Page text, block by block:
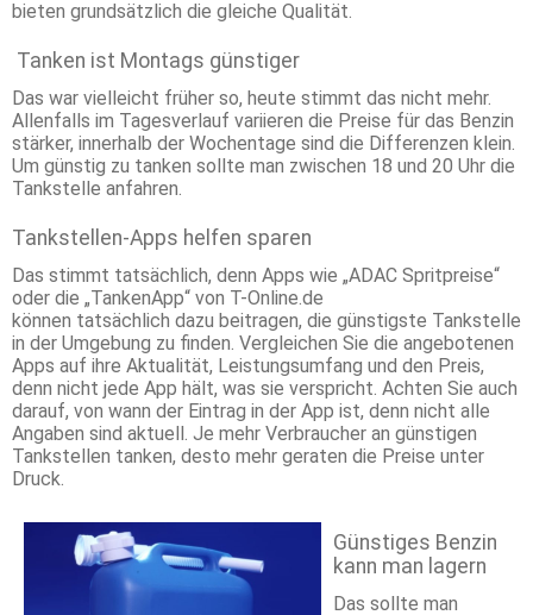
bieten grundsätzlich die gleiche Qualität.
Tanken ist Montags günstiger
Das war vielleicht früher so, heute stimmt das nicht mehr.
Allenfalls im Tagesverlauf variieren die Preise für das Benzin
stärker, innerhalb der Wochentage sind die Differenzen klein.
Um günstig zu tanken sollte man zwischen 18 und 20 Uhr die
Tankstelle anfahren.
Tankstellen-Apps helfen sparen
Das stimmt tatsächlich, denn Apps wie „ADAC Spritpreise“
oder die „TankenApp“ von T-Online.de
können tatsächlich dazu beitragen, die günstigste Tankstelle
in der Umgebung zu finden. Vergleichen Sie die angebotenen
Apps auf ihre Aktualität, Leistungsumfang und den Preis,
denn nicht jede App hält, was sie verspricht. Achten Sie auch
darauf, von wann der Eintrag in der App ist, denn nicht alle
Angaben sind aktuell. Je mehr Verbraucher an günstigen
Tankstellen tanken, desto mehr geraten die Preise unter
Druck.
Günstiges Benzin
kann man lagern
Das sollte man